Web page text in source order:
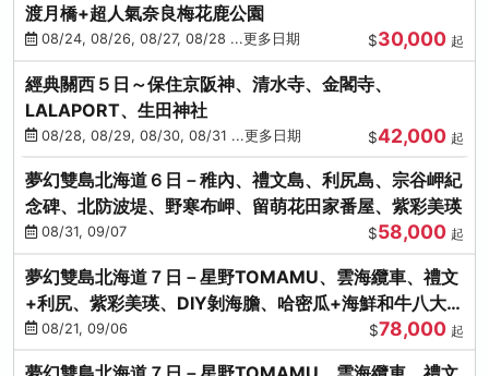
渡月橋+超人氣奈良梅花鹿公園
08/24, 08/26, 08/27, 08/28 ...更多日期 $30,000 起
經典關西５日～保住京阪神、清水寺、金閣寺、
LALAPORT、生田神社
08/28, 08/29, 08/30, 08/31 ...更多日期 $42,000 起
夢幻雙島北海道６日－稚內、禮文島、利尻島、宗谷岬紀
念碑、北防波堤、野寒布岬、留萌花田家番屋、紫彩美瑛
08/31, 09/07 $58,000 起
夢幻雙島北海道７日－星野TOMAMU、雲海纜車、禮文
+利尻、紫彩美瑛、DIY剝海膽、哈密瓜+海鮮和牛八大螃
蟹吃到飽
08/21, 09/06 $78,000 起